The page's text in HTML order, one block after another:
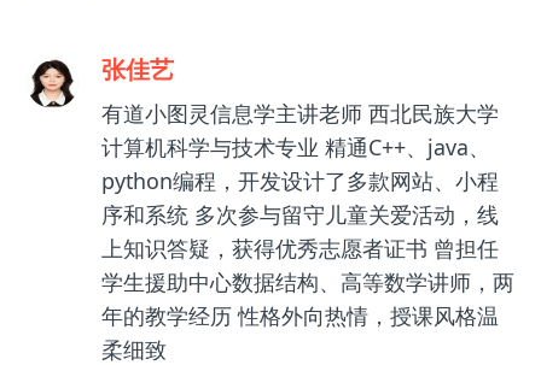
张佳艺
有道小图灵信息学主讲老师 西北民族大学
计算机科学与技术专业 精通C++、java、
python编程，开发设计了多款网站、小程
序和系统 多次参与留守儿童关爱活动，线
上知识答疑，获得优秀志愿者证书 曾担任
学生援助中心数据结构、高等数学讲师，两
年的教学经历 性格外向热情，授课风格温
柔细致